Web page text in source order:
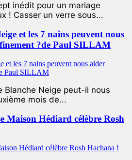
inédit pour un mariage
! Casser un verre sous...
et les 7 nains peuvent nous
?de Paul SILLAM
Blanche Neige peut-il nous
mois de...
Maison Hédiard célèbre Rosh